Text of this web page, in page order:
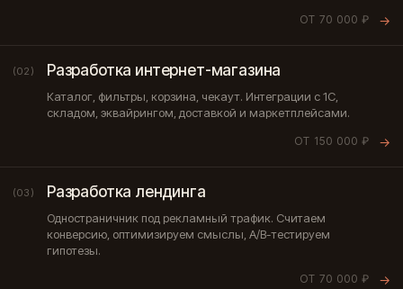
ОТ 70 000 ₽ →
(02) Разработка интернет-магазина
Каталог, фильтры, корзина, чекаут. Интеграции с 1С,
складом, эквайрингом, доставкой и маркетплейсами.
ОТ 150 000 ₽ →
(03) Разработка лендинга
Одностраничник под рекламный трафик. Считаем
конверсию, оптимизируем смыслы, A/B-тестируем
гипотезы.
ОТ 70 000 ₽ →